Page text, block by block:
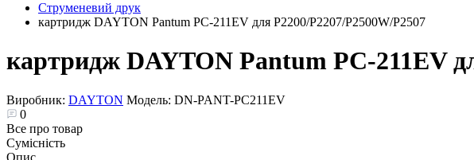
Струменевий друк
картридж DAYTON Pantum PC-211EV для P2200/P2207/P2500W/P2507
картридж DAYTON Pantum PC-211EV
Виробник: DAYTON Модель: DN-PANT-PC211EV
0
Все про товар
Сумісність
Опис